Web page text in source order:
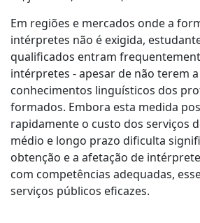
Em regiões e mercados onde a
intérpretes não é exigida,
qualificados entram
intérpretes - apesar de não terem
conhecimentos linguísticos dos
formados. Embora esta medida
rapidamente o custo dos serviços
médio e longo prazo dificulta
obtenção e a afetação de
com competências adequadas,
serviços públicos eficazes.